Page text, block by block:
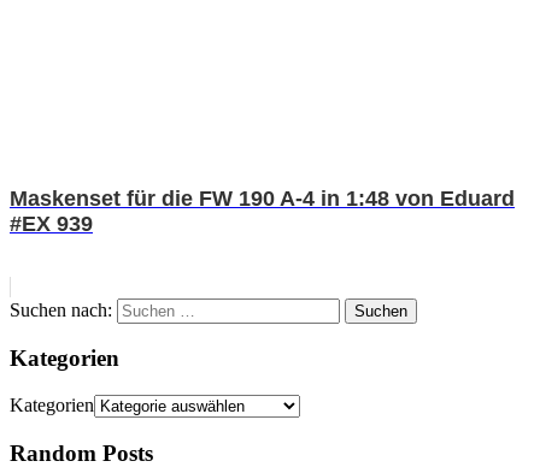
Maskenset für die FW 190 A-4 in 1:48 von Eduard
#EX 939
Suchen nach: Suchen
Kategorien
Kategorien
Random Posts